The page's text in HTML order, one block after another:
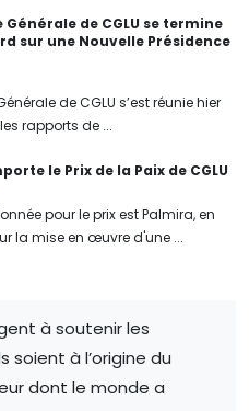
Générale de CGLU se termine
sur une Nouvelle Présidence
de CGLU s’est réunie hier
rapports de ...
le Prix de la Paix de CGLU
pour le prix est Palmira, en
la mise en œuvre d'une ...
à soutenir les
soient à l’origine du
dont le monde a